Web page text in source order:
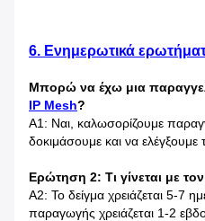
6. Ενημερωτικά
Μπορώ να έχω μια
IP Mesh?
Α1: Ναι, καλωσορίζουμε
δοκιμάσουμε και να ελέγξουμε
Ερώτηση 2: Τι γίνεται με
Α2: Το δείγμα χρειάζεται 5-7
παραγωγής χρειάζεται 1-2